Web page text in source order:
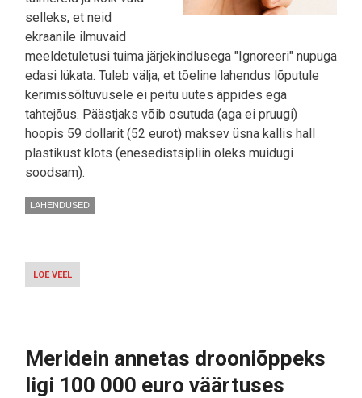
selleks, et neid
ekraanile ilmuvaid
meeldetuletusi tuima järjekindlusega "Ignoreeri" nupuga
edasi lükata. Tuleb välja, et tõeline lahendus lõputule
kerimissõltuvusele ei peitu uutes äppides ega
tahtejõus. Päästjaks võib osutuda (aga ei pruugi)
hoopis 59 dollarit (52 eurot) maksev üsna kallis hall
plastikust klots (enesedistsipliin oleks muidugi
soodsam).
LAHENDUSED
LOE VEEL
BRICK:
NUTISÕLTUVUST
Meridein annetas drooniõppeks
ligi 100 000 euro väärtuses